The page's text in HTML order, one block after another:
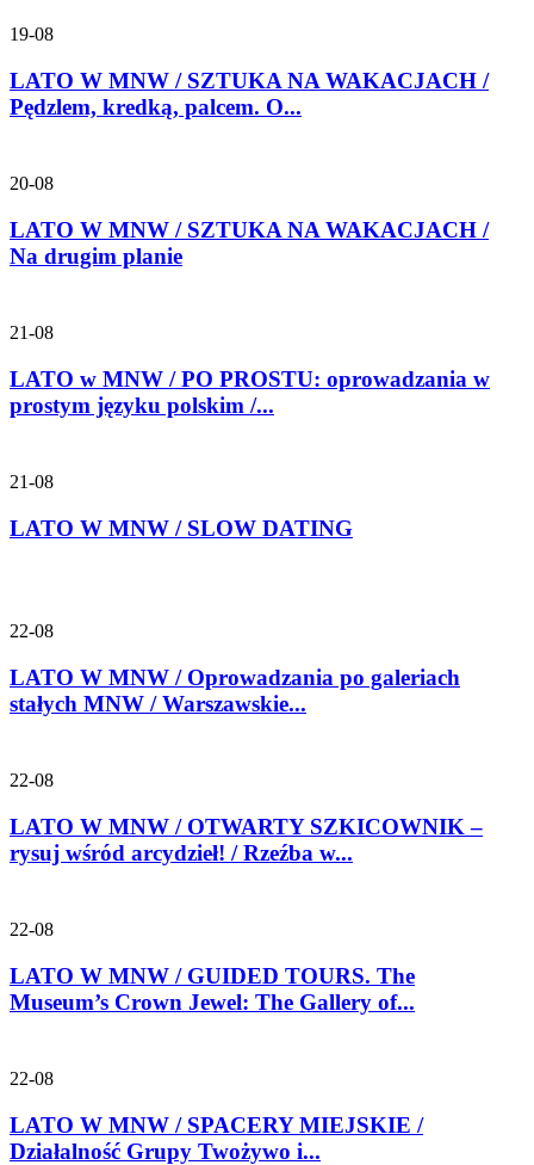
19-08
LATO W MNW / SZTUKA NA WAKACJACH /
Pędzlem, kredką, palcem. O...
20-08
LATO W MNW / SZTUKA NA WAKACJACH /
Na drugim planie
21-08
LATO w MNW / PO PROSTU: oprowadzania w
prostym języku polskim /...
21-08
LATO W MNW / SLOW DATING
22-08
LATO W MNW / Oprowadzania po galeriach
stałych MNW / Warszawskie...
22-08
LATO W MNW / OTWARTY SZKICOWNIK –
rysuj wśród arcydzieł! / Rzeźba w...
22-08
LATO W MNW / GUIDED TOURS. The
Museum’s Crown Jewel: The Gallery of...
22-08
LATO W MNW / SPACERY MIEJSKIE /
Działalność Grupy Twożywo i...